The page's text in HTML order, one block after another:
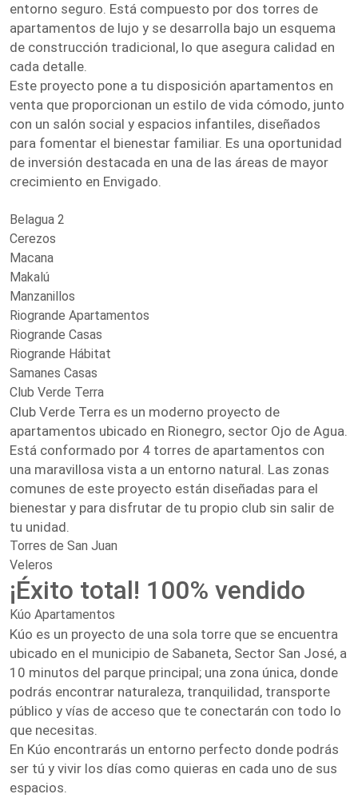
entorno seguro. Está compuesto por dos torres de
apartamentos de lujo y se desarrolla bajo un esquema
de construcción tradicional, lo que asegura calidad en
cada detalle.
Este proyecto pone a tu disposición apartamentos en
venta que proporcionan un estilo de vida cómodo, junto
con un salón social y espacios infantiles, diseñados
para fomentar el bienestar familiar. Es una oportunidad
de inversión destacada en una de las áreas de mayor
crecimiento en Envigado.
Belagua 2
Cerezos
Macana
Makalú
Manzanillos
Riogrande Apartamentos
Riogrande Casas
Riogrande Hábitat
Samanes Casas
Club Verde Terra
Club Verde Terra es un moderno proyecto de
apartamentos ubicado en Rionegro, sector Ojo de Agua.
Está conformado por 4 torres de apartamentos con
una maravillosa vista a un entorno natural. Las zonas
comunes de este proyecto están diseñadas para el
bienestar y para disfrutar de tu propio club sin salir de
tu unidad.
Torres de San Juan
Veleros
¡Éxito total! 100% vendido
Kúo Apartamentos
Kúo es un proyecto de una sola torre que se encuentra
ubicado en el municipio de Sabaneta, Sector San José, a
10 minutos del parque principal; una zona única, donde
podrás encontrar naturaleza, tranquilidad, transporte
público y vías de acceso que te conectarán con todo lo
que necesitas.
En Kúo encontrarás un entorno perfecto donde podrás
ser tú y vivir los días como quieras en cada uno de sus
espacios.